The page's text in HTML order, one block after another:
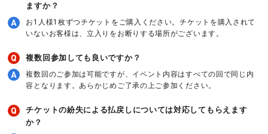
ますか？
お1人様1枚ずつチケットをご購入ください。チケットを購入されて
いないお客様は、立入りをお断りする場所がございます。
複数回参加しても良いですか？
複数回のご参加は可能ですが、イベント内容はすべての回で同じ内
容となります。あらかじめご了承の上ご参加ください。
チケットの紛失による払戻しについては対応してもらえます
か？